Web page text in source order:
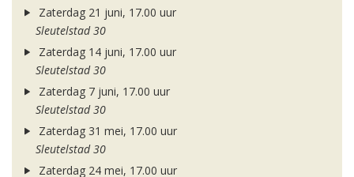
Zaterdag 21 juni, 17.00 uur
Sleutelstad 30
Zaterdag 14 juni, 17.00 uur
Sleutelstad 30
Zaterdag 7 juni, 17.00 uur
Sleutelstad 30
Zaterdag 31 mei, 17.00 uur
Sleutelstad 30
Zaterdag 24 mei, 17.00 uur